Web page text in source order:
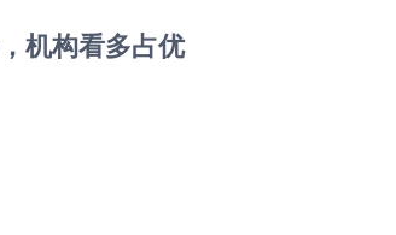
机构看多占优